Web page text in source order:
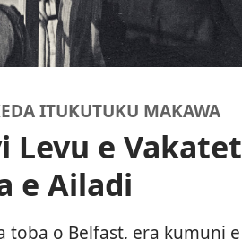
ITUKUTUKU MAKAWA
Levu e
e Ailadi
toba o Belfast, era kumuni